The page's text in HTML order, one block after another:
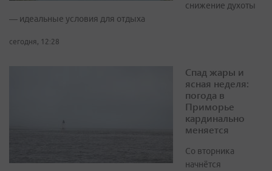
снижение духоты
— идеальные условия для отдыха
сегодня, 12:28
Спад жары и
ясная неделя:
погода в
Приморье
кардинально
меняется
Со вторника
начнётся